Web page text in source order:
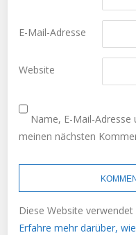
E-Mail-Adresse
Website
Name, E-Mail-
meinen nächsten
Diese Website
Erfahre mehr darüber,